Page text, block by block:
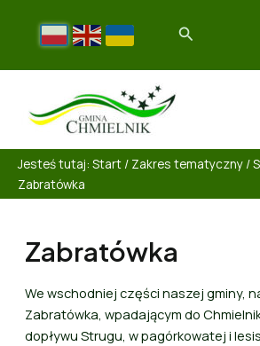
Jesteś tutaj: Start / Zakres tematyczny /
Zabratówka
Zabratówka
We wschodniej części naszej gminy,
Zabratówka, wpadającym do
dopływu Strugu, w pagórkowatej i